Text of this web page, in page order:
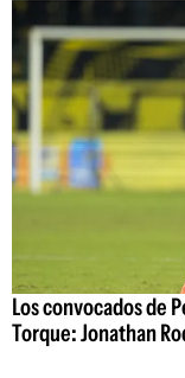
Los convocados de
Torque: Jonathan